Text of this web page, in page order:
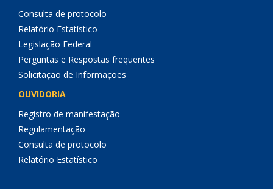
Consulta de protocolo
Relatório Estatístico
Legislação Federal
Perguntas e Respostas frequentes
Solicitação de Informações
OUVIDORIA
Registro de manifestação
Regulamentação
Consulta de protocolo
Relatório Estatístico